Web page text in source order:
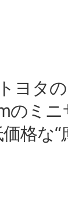
ヨタ
のミ
格な“